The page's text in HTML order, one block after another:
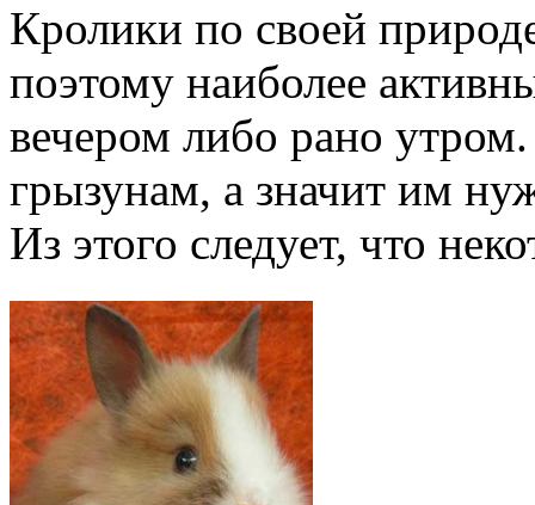
Кролики по своей
поэтому наиболее
вечером либо рано
грызунам, а значит им
Из этого следует, что